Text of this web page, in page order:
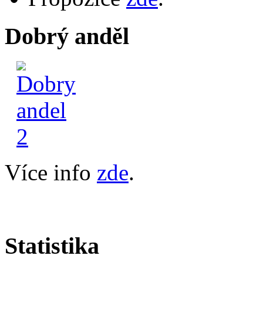
Dobrý anděl
Více info zde.
Statistika